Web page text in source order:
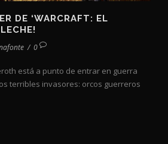
DE ‘WARCRAFT: EL
/ 0
está a punto de entrar en guerra
terribles invasores: orcos guerreros